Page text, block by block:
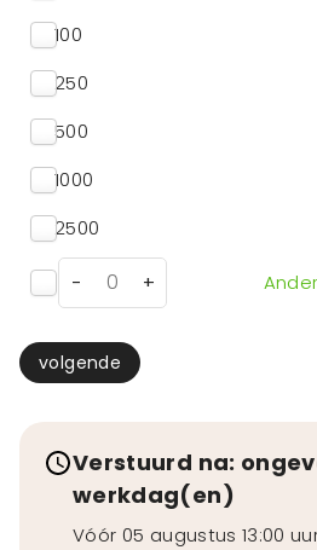
100
250
500
1000
2500
- +
volgende
Verstuurd na:
werkdag(en)
Vóór 05 augustus 13:00